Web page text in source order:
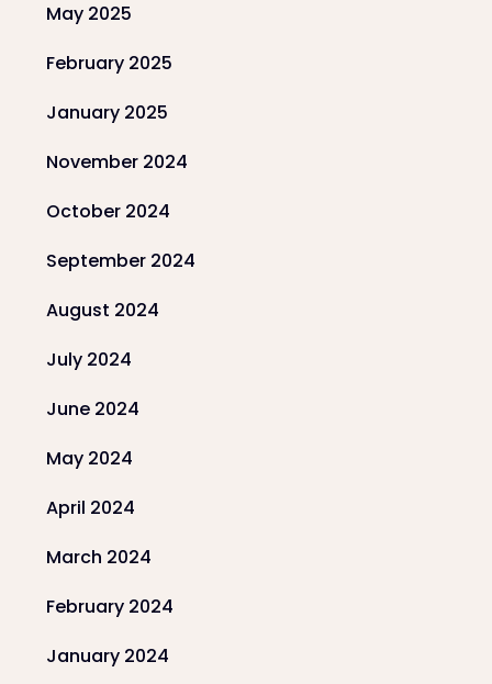
May 2025
February 2025
January 2025
November 2024
October 2024
September 2024
August 2024
July 2024
June 2024
May 2024
April 2024
March 2024
February 2024
January 2024